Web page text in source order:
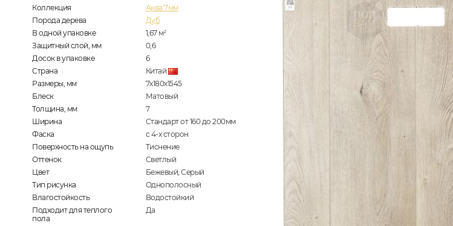
Коллекция
Аква 7мм
Порода дерева
Дуб
В одной упаковке
1,67 м2
Защитный слой, мм
0,6
Досок в упаковке
6
Страна
Китай
Размеры, мм
7х180х1545
Блеск
Матовый
Толщина, мм
7
Ширина
Стандарт от 160 до 200мм
Фаска
с 4-х сторон
Поверхность на ощупь
Тиснение
Оттенок
Светлый
Цвет
Бежевый, Серый
Тип рисунка
Однополосный
Влагостойкость
Водостойкий
Подходит для теплого
пола
Да